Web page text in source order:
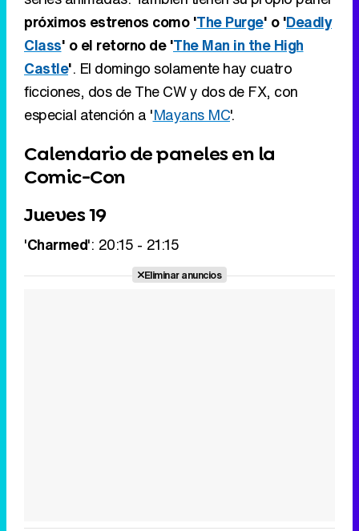
próximos estrenos como 'The Purge' o 'Deadly
Class' o el retorno de 'The Man in the High
Castle'. El domingo solamente hay cuatro
ficciones, dos de The CW y dos de FX, con
especial atención a 'Mayans MC'.
Calendario de paneles en la
Comic-Con
Jueves 19
'Charmed': 20:15 - 21:15
Eliminar anuncios